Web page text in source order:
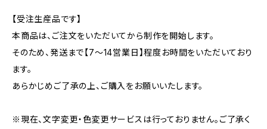
【受注生産品です】
本商品は、ご注文をいただいてから制作を開始します。
そのため、発送まで【7〜14営業日】程度お時間をいただいており
ます。
あらかじめご了承の上、ご購入をお願いいたします。
※現在、文字変更・色変更サービスは行っておりません。ご了承く